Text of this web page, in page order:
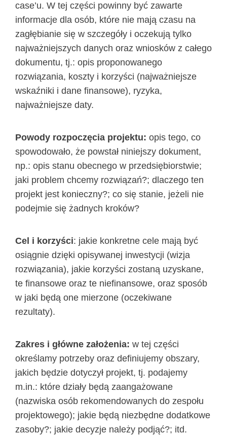
case’u. W tej części powinny być zawarte
informacje dla osób, które nie mają czasu na
zagłębianie się w szczegóły i oczekują tylko
najważniejszych danych oraz wniosków z całego
dokumentu, tj.: opis proponowanego
rozwiązania, koszty i korzyści (najważniejsze
wskaźniki i dane finansowe), ryzyka,
najważniejsze daty.
Powody rozpoczęcia projektu: opis tego, co
spowodowało, że powstał niniejszy dokument,
np.: opis stanu obecnego w przedsiębiorstwie;
jaki problem chcemy rozwiązań?; dlaczego ten
projekt jest konieczny?; co się stanie, jeżeli nie
podejmie się żadnych kroków?
Cel i korzyści: jakie konkretne cele mają być
osiągnie dzięki opisywanej inwestycji (wizja
rozwiązania), jakie korzyści zostaną uzyskane,
te finansowe oraz te niefinansowe, oraz sposób
w jaki będą one mierzone (oczekiwane
rezultaty).
Zakres i główne założenia: w tej części
określamy potrzeby oraz definiujemy obszary,
jakich będzie dotyczył projekt, tj. podajemy
m.in.: które działy będą zaangażowane
(nazwiska osób rekomendowanych do zespołu
projektowego); jakie będą niezbędne dodatkowe
zasoby?; jakie decyzje należy podjąć?; itd.